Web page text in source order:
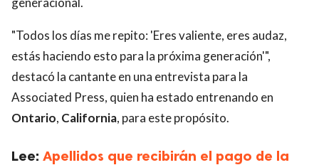
"Todos los días me repito: 'Eres valiente, eres audaz,
estás haciendo esto para la próxima generación'",
destacó la cantante en una entrevista para la
Associated Press, quien ha estado entrenando en
Ontario, California, para este propósito.
Lee: Apellidos que recibirán el pago de la